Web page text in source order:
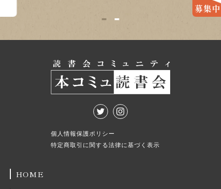
1 2
個人情報保護ポリシー
特定商取引に関する法律に基づく表示
HOME